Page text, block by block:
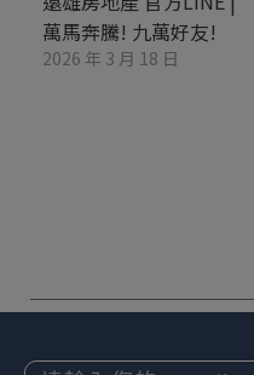
萬馬奔騰! 九萬好友!
2026 年 3 月 18 日